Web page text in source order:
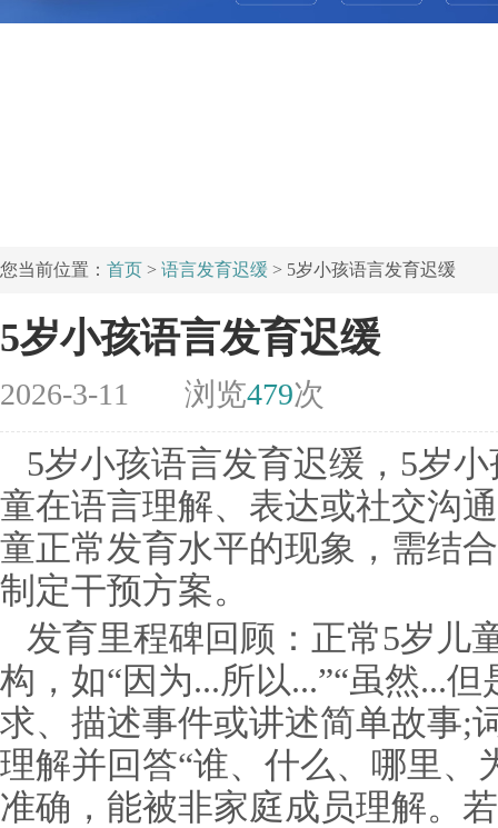
您当前位置： 首页 > 语言发育迟缓 > 5岁小孩语言发育迟缓
5岁小孩语言发育迟缓
2026-3-11 浏览479次
5岁小孩语言发育迟缓，5岁
童在语言理解、表达或社交沟
童正常发育水平的现象，需结
制定干预方案。
发育里程碑回顾：正常5岁儿
构，如“因为...所以...”“虽然...
求、描述事件或讲述简单故事;
理解并回答“谁、什么、哪里、
准确，能被非家庭成员理解。